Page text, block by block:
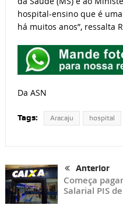
hospital-ensino que é
há muitos anos”, ressalta
Da ASN
Tags: Aracaju hospital
Anterior
Começa
Salarial PIS